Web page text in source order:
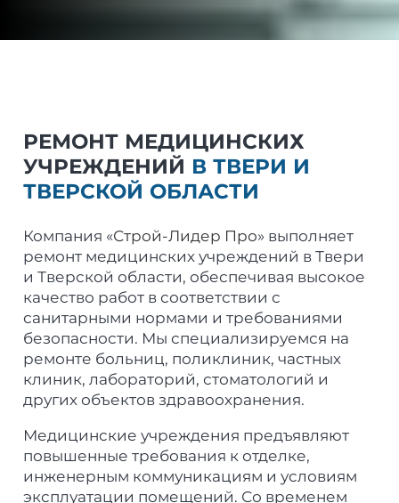
РЕМОНТ МЕДИЦИНСКИХ
УЧРЕЖДЕНИЙ В ТВЕРИ И
ТВЕРСКОЙ ОБЛАСТИ
Компания «Строй-Лидер Про» выполняет
ремонт медицинских учреждений в Твери
и Тверской области, обеспечивая высокое
качество работ в соответствии с
санитарными нормами и требованиями
безопасности. Мы специализируемся на
ремонте больниц, поликлиник, частных
клиник, лабораторий, стоматологий и
других объектов здравоохранения.
Медицинские учреждения предъявляют
повышенные требования к отделке,
инженерным коммуникациям и условиям
эксплуатации помещений. Со временем